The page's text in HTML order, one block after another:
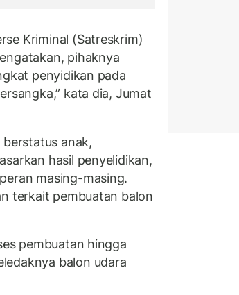
Kriminal (Satreskrim)
pihaknya
penyidikan pada
kata dia, Jumat
anak,
hasil penyelidikan,
masing-masing.
terkait pembuatan balon
pembuatan hingga
balon udara